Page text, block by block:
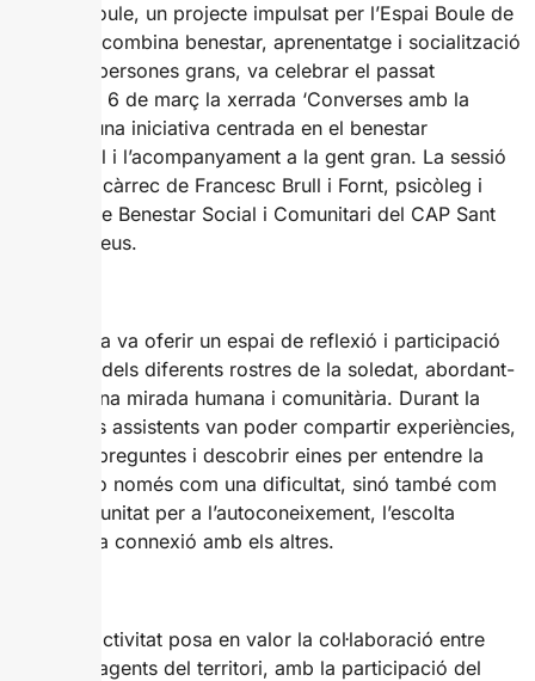
El Club Boule, un projecte impulsat per l’Espai Boule de
Reus que combina benestar, aprenentatge i socialització
per a les persones grans, va celebrar el passat
divendres 6 de març la xerrada ‘Converses amb la
soledat’, una iniciativa centrada en el benestar
emocional i l’acompanyament a la gent gran. La sessió
va anar a càrrec de Francesc Brull i Fornt, psicòleg i
referent de Benestar Social i Comunitari del CAP Sant
Pere de Reus.
La trobada va oferir un espai de reflexió i participació
al voltant dels diferents rostres de la soledat, abordant-
la des d’una mirada humana i comunitària. Durant la
sessió, els assistents van poder compartir experiències,
plantejar preguntes i descobrir eines per entendre la
soledat no només com una dificultat, sinó també com
una oportunitat per a l’autoconeixement, l’escolta
interior i la connexió amb els altres.
Aquesta activitat posa en valor la col·laboració entre
diferents agents del territori, amb la participació del